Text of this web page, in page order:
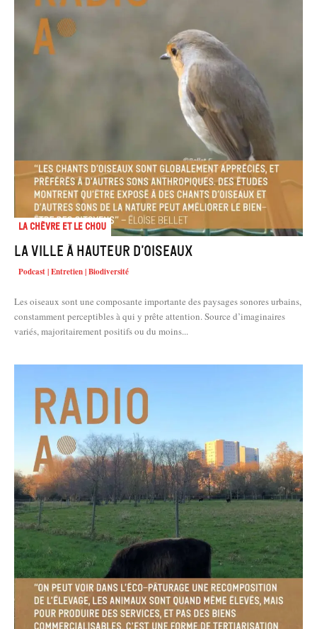
La chèvre et le chou
La ville à hauteur d’oiseaux
Podcast | Entretien | Biodiversité
Les oiseaux sont une composante importante des paysages sonores urbains,
constamment perceptibles à qui y prête attention. Source d’imaginaires
variés, majoritairement positifs ou du moins...